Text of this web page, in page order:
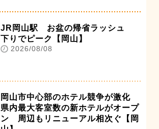
JR岡山駅 お盆の帰省ラッシュ
下りでピーク【岡山】
2026/08/08
岡山市中心部のホテル競争が激化
県内最大客室数の新ホテルがオープ
ン 周辺もリニューアル相次ぐ【岡